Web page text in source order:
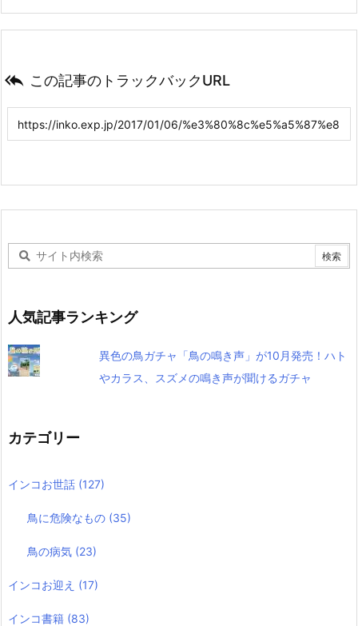
 この記事のトラックバックURL
人気記事ランキング
異色の鳥ガチャ「鳥の鳴き声」が10月発売！ハト
やカラス、スズメの鳴き声が聞けるガチャ
カテゴリー
インコお世話 (127)
鳥に危険なもの (35)
鳥の病気 (23)
インコお迎え (17)
インコ書籍 (83)